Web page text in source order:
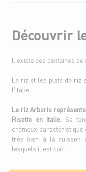
Découvrir
Il existe des centaines
Le riz et les plats de riz
l'Italie.
Le riz Arborio
Risotto en Italie. Sa
crémeux
très bien à la cuisson
lesquels il est cuit.